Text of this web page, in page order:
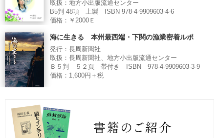
取扱：地方小出版流通センター
B5判 48項 上製 ISBN 978-4-9909603-4-6
価格：￥2000Ｅ
海に生きる 本州最西端・下関の漁業密着ルポ
発行：長周新聞社
取扱：長周新聞社、地方小出版流通センター
Ｂ５判 ５２頁 帯付き ISBN 978-4-9909603-3-9
価格：1,600円＋税